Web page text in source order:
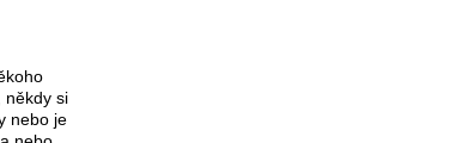
někdy si
nebo je